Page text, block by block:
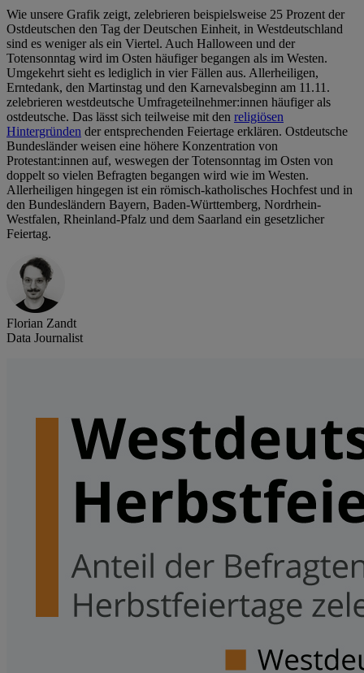
Wie unsere Grafik zeigt, zelebrieren beispielsweise 25 Prozent der
Ostdeutschen den Tag der Deutschen Einheit, in Westdeutschland
sind es weniger als ein Viertel. Auch Halloween und der
Totensonntag wird im Osten häufiger begangen als im Westen.
Umgekehrt sieht es lediglich in vier Fällen aus. Allerheiligen,
Erntedank, den Martinstag und den Karnevalsbeginn am 11.11.
zelebrieren westdeutsche Umfrageteilnehmer:innen häufiger als
ostdeutsche. Das lässt sich teilweise mit den religiösen
Hintergründen der entsprechenden Feiertage erklären. Ostdeutsche
Bundesländer weisen eine höhere Konzentration von
Protestant:innen auf, weswegen der Totensonntag im Osten von
doppelt so vielen Befragten begangen wird wie im Westen.
Allerheiligen hingegen ist ein römisch-katholisches Hochfest und in
den Bundesländern Bayern, Baden-Württemberg, Nordrhein-
Westfalen, Rheinland-Pfalz und dem Saarland ein gesetzlicher
Feiertag.
Florian Zandt
Data Journalist